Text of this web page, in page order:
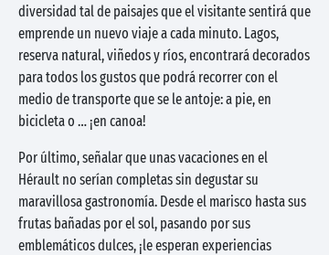
diversidad tal de paisajes que el visitante sentirá que
emprende un nuevo viaje a cada minuto. Lagos,
reserva natural, viñedos y ríos, encontrará decorados
para todos los gustos que podrá recorrer con el
medio de transporte que se le antoje: a pie, en
bicicleta o … ¡en canoa!
Por último, señalar que unas vacaciones en el
Hérault no serían completas sin degustar su
maravillosa gastronomía. Desde el marisco hasta sus
frutas bañadas por el sol, pasando por sus
emblemáticos dulces, ¡le esperan experiencias